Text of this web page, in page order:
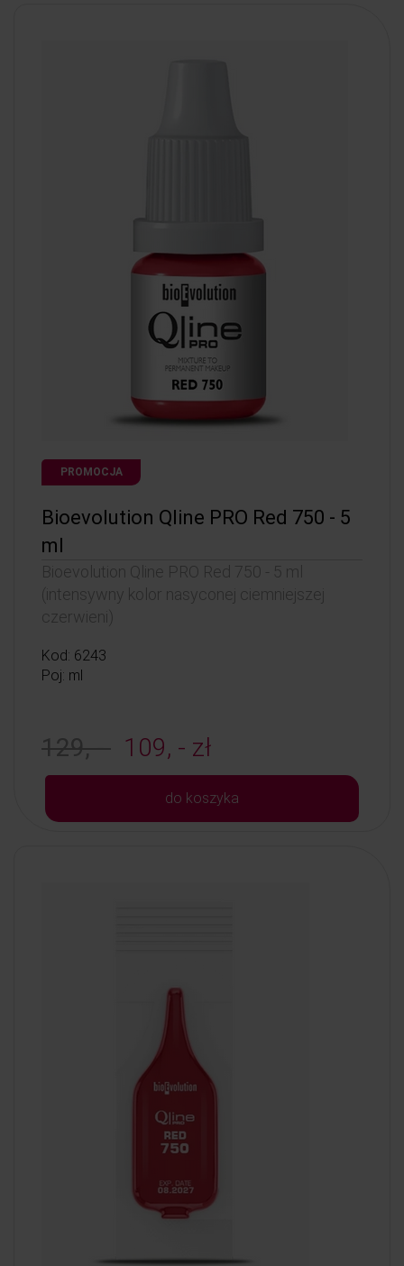
PROMOCJA
Bioevolution Qline PRO Red 750 - 5
ml
Bioevolution Qline PRO Red 750 - 5 ml
(intensywny kolor nasyconej ciemniejszej
czerwieni)
Kod: 6243
Poj: ml
129, - 109, - zł
do koszyka